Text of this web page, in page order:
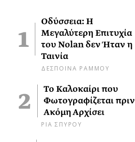
Οδύσσεια: Η
Μεγαλύτερη Επιτυχία
του Nolan δεν Ήταν η
Ταινία
ΔΕΣΠΟΙΝΑ ΡΑΜΜΟΥ
Το Καλοκαίρι που
Φωτογραφίζεται πριν
Ακόμη Αρχίσει
ΡΙΑ ΣΠΥΡΟΥ